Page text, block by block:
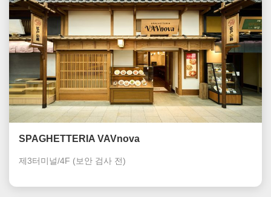
SPAGHETTERIA VAVnova
제3터미널/4F (보안 검사 전)